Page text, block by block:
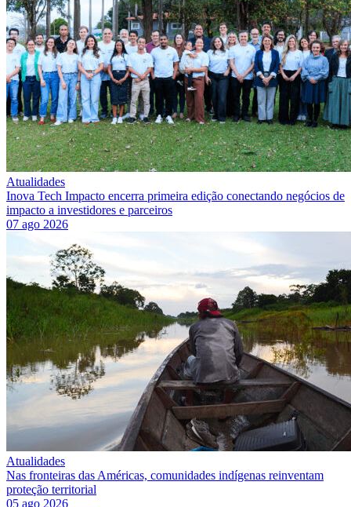
Atualidades
Inova Tech Impacto encerra primeira edição conectando negócios de
impacto a investidores e parceiros
07 ago 2026
Atualidades
Nas fronteiras das Américas, comunidades indígenas reinventam
proteção territorial
05 ago 2026